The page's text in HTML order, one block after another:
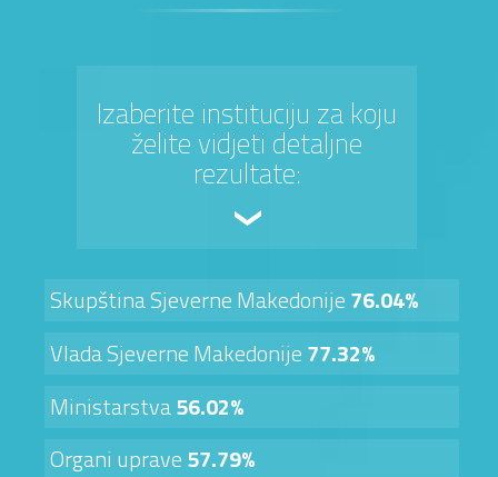
Izaberite instituciju za koju
želite vidjeti detaljne
rezultate:
Skupština Sjeverne Makedonije76.04%
Vlada Sjeverne Makedonije77.32%
Ministarstva56.02%
Organi uprave57.79%